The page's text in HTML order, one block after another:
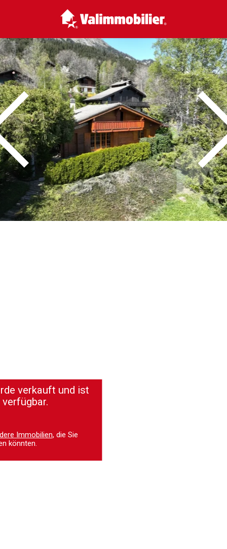
verkauft und ist
Immobilien, die Sie
könnten.